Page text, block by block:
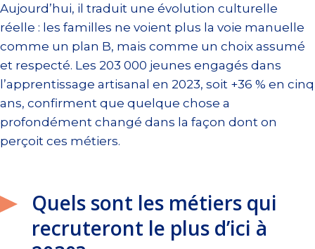
Aujourd’hui, il traduit une évolution culturelle
réelle : les familles ne voient plus la voie manuelle
comme un plan B, mais comme un choix assumé
et respecté. Les 203 000 jeunes engagés dans
l’apprentissage artisanal en 2023, soit +36 % en cinq
ans, confirment que quelque chose a
profondément changé dans la façon dont on
perçoit ces métiers.
Quels sont les métiers qui
recruteront le plus d’ici à